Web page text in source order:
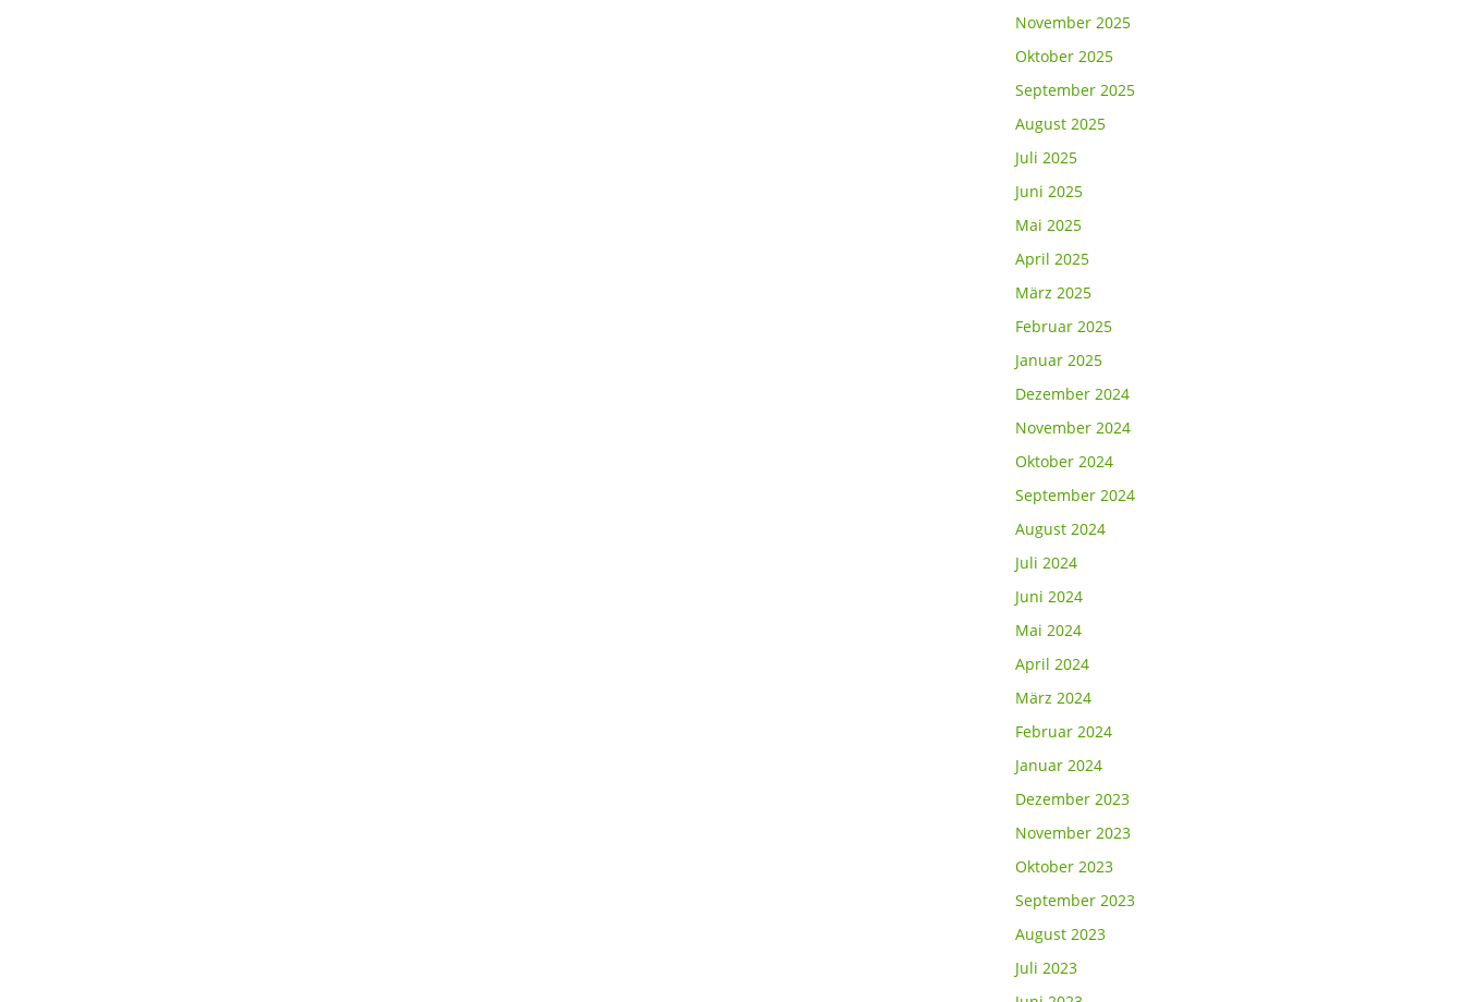
November 2025
Oktober 2025
September 2025
August 2025
Juli 2025
Juni 2025
Mai 2025
April 2025
März 2025
Februar 2025
Januar 2025
Dezember 2024
November 2024
Oktober 2024
September 2024
August 2024
Juli 2024
Juni 2024
Mai 2024
April 2024
März 2024
Februar 2024
Januar 2024
Dezember 2023
November 2023
Oktober 2023
September 2023
August 2023
Juli 2023